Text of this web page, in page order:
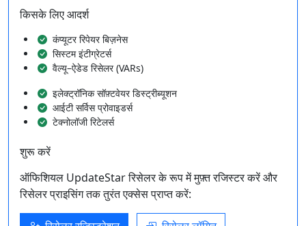
किसके लिए आदर्श
कंप्यूटर रिपेयर बिज़नेस
सिस्टम इंटीग्रेटर्स
वैल्यू–ऐडेड रिसेलर (VARs)
इलेक्ट्रॉनिक सॉफ़्टवेयर डिस्ट्रीब्यूशन
आईटी सर्विस प्रोवाइडर्स
टेक्नोलॉजी रिटेलर्स
शुरू करें
ऑफिशियल UpdateStar रिसेलर के रूप में मुफ़्त रजिस्टर करें और
रिसेलर प्राइसिंग तक तुरंत एक्सेस प्राप्त करें: